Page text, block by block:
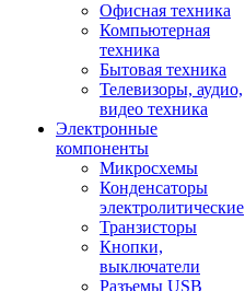
Офисная техника
Компьютерная
техника
Бытовая техника
Телевизоры, аудио,
видео техника
Электронные
компоненты
Микросхемы
Конденсаторы
электролитические
Транзисторы
Кнопки,
выключатели
Разъемы USB